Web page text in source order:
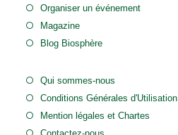
Organiser un événement
Magazine
Blog Biosphère
Qui sommes-nous
Conditions Générales d'Utilisation
Mention légales et Chartes